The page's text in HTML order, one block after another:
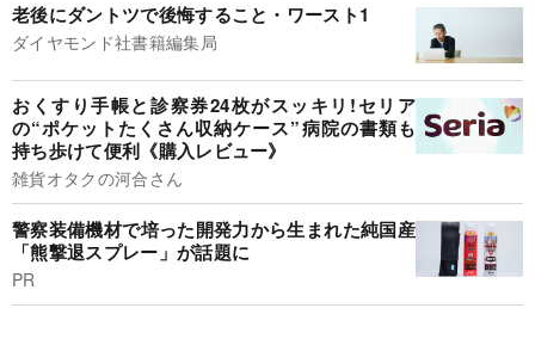
老後にダントツで後悔すること・ワースト1
ダイヤモンド社書籍編集局
おくすり手帳と診察券24枚がスッキリ!セリア
の“ポケットたくさん収納ケース”病院の書類も
持ち歩けて便利《購入レビュー》
雑貨オタクの河合さん
警察装備機材で培った開発力から生まれた純国産
「熊撃退スプレー」が話題に
PR